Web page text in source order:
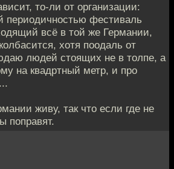
то-ли от организации:
периодичностью фестиваль
всё в той же Германии,
хотя поодаль от
людей стоящих не в толпе, а
на квадртный метр, и про
живу, так что если где не
поправят.